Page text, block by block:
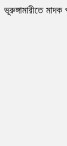
ভূরুঙ্গামারীতে